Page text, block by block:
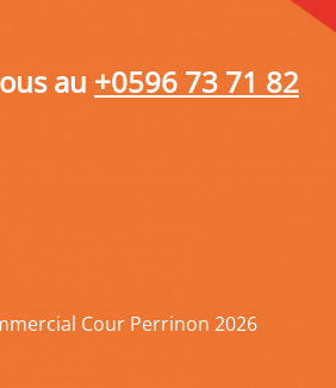
au +0596 73 71 82
Cour Perrinon 2026